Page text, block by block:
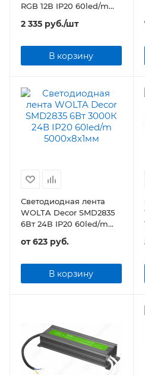
RGB 12В IP20 60led/m
2 335 руб./шт
В корзину
Светодиодная лента
WOLTA Decor SMD2835
6Вт 24В IP20 60led/m
от623 руб.
В корзину